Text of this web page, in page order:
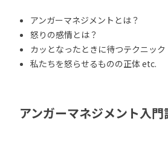
アンガーマネジメントとは？
怒りの感情とは？
カッとなったときに待つテクニック
私たちを怒らせるものの正体 etc.
アンガーマネジメント入